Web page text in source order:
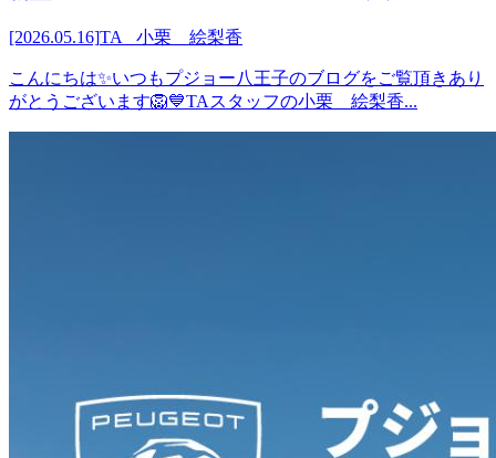
[2026.05.16]TA 小栗 絵梨香
こんにちは✨いつもプジョー八王子のブログをご覧頂きあり
がとうございます🦁💙TAスタッフの小栗 絵梨香...